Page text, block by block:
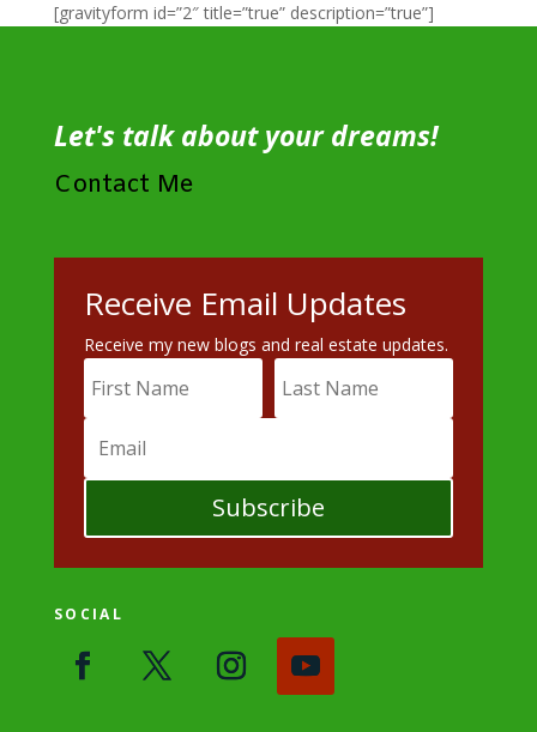
[gravityform id=”2″ title=”true” description=”true”]
Let's talk about your dreams!
Contact Me
Receive Email Updates
Receive my new blogs and real estate updates.
Subscribe
SOCIAL